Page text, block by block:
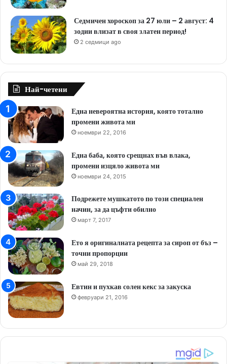
Седмичен хороскоп за 27 юли – 2 август: 4
зодии влизат в своя златен период!
2 седмици ago
Най-четени
Една невероятна история, която тотално
промени живота ми
ноември 22, 2016
Една баба, която срещнах във влака,
промени изцяло живота ми
ноември 24, 2015
Подрежете мушкатото по този специален
начин, за да цъфти обилно
март 7, 2017
Ето я оригиналната рецепта за сироп от бъз –
точни пропорции
май 29, 2018
Евтин и пухкав солен кекс за закуска
февруари 21, 2016